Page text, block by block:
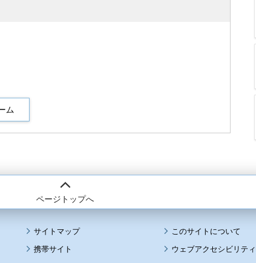
ページトップへ
サイトマップ
このサイトについて
携帯サイト
ウェブアクセシビリテ